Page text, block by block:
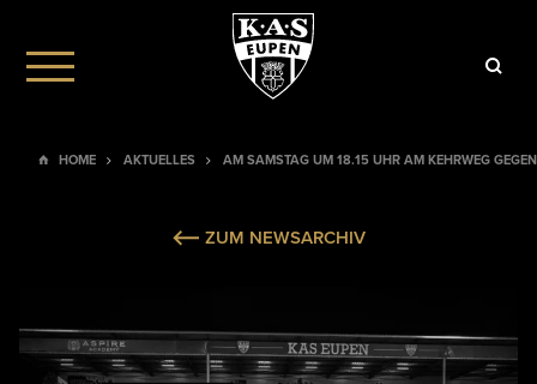
HOME AKTUELLES AM SAMSTAG UM 18.15 UHR AM KEHRWEG
ZUM NEWSARCHIV